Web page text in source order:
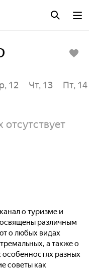
12 Чт, 13 Пт, 14
о туризме и
различным
о любых видах
а также о
особенностях разных
советы как